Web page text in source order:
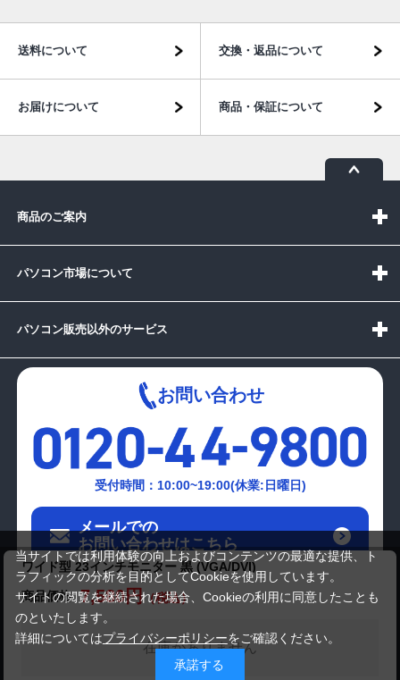
ワイド型 23インチモニター 黒 (VGA/DVI)
商品価格 7,580円
在庫がありません
送料について 交換・返品について
お届けについて 商品・保証について
商品のご案内
パソコン市場について
パソコン販売以外のサービス
お問い合わせ
受付時間：10:00~19:00(休業:日曜日)
メールでの
お問い合わせはこちら
Copyright(c)2024 mediator Co., Ltd. ALL Rights Reserved
当サイトでは利用体験の向上およびコンテンツの最適な提供、ト
ラフィックの分析を目的としてCookieを使用しています。
サイトの閲覧を継続された場合、Cookieの利用に同意したことも
のといたします。
詳細についてはプライバシーポリシーをご確認ください。
承諾する